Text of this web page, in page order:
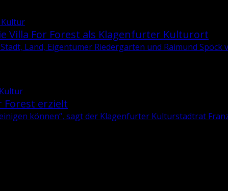
Kultur
Villa For Forest als Klagenfurter Kulturort
Land, Eigentümer Riedergarten und Raimund
Forest erzielt
kön­nen“, sagt der Kla­gen­fur­ter Kul­tur­stadt­rat